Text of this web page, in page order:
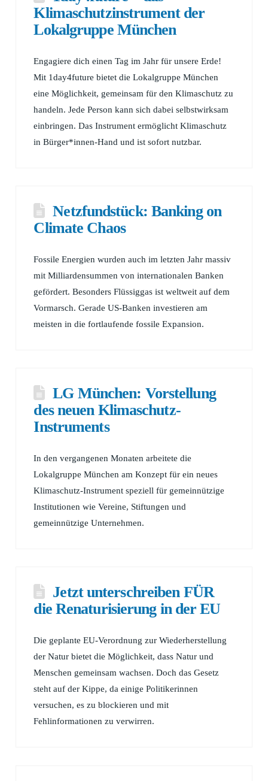
Klimaschutzinstrument der
Lokalgruppe München
Engagiere dich einen Tag im Jahr für unsere Erde!
Mit 1day4future bietet die Lokalgruppe München
eine Möglichkeit, gemeinsam für den Klimaschutz zu
handeln. Jede Person kann sich dabei selbstwirksam
einbringen. Das Instrument ermöglicht Klimaschutz
in Bürger*innen-Hand und ist sofort nutzbar.
Netzfundstück: Banking on
Climate Chaos
Fossile Energien wurden auch im letzten Jahr massiv
mit Milliardensummen von internationalen Banken
gefördert. Besonders Flüssiggas ist weltweit auf dem
Vormarsch. Gerade US-Banken investieren am
meisten in die fortlaufende fossile Expansion.
LG München: Vorstellung
des neuen Klimaschutz-
Instruments
In den vergangenen Monaten arbeitete die
Lokalgruppe München am Konzept für ein neues
Klimaschutz-Instrument speziell für gemeinnützige
Institutionen wie Vereine, Stiftungen und
gemeinnützige Unternehmen.
Jetzt unterschreiben FÜR
die Renaturisierung in der EU
Die geplante EU-Verordnung zur Wiederherstellung
der Natur bietet die Möglichkeit, dass Natur und
Menschen gemeinsam wachsen. Doch das Gesetz
steht auf der Kippe, da einige Politikerinnen
versuchen, es zu blockieren und mit
Fehlinformationen zu verwirren.